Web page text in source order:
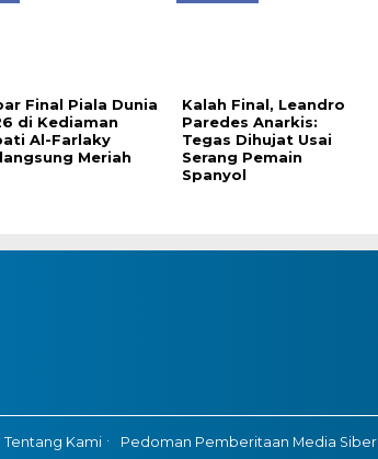
Final Piala Dunia
di Kediaman
Al-Farlaky
Meriah
Kalah Final, Leandro
Paredes Anarkis:
Tegas Dihujat Usai
Serang Pemain
Spanyol
Tentang Kami Pedoman Pemberitaan Media Siber